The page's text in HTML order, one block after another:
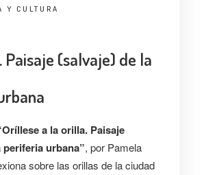
Y CULTURA
(salvaje) de la
a la orilla. Paisaje
periferia urbana”, por Pamela
sobre las orillas de la ciudad